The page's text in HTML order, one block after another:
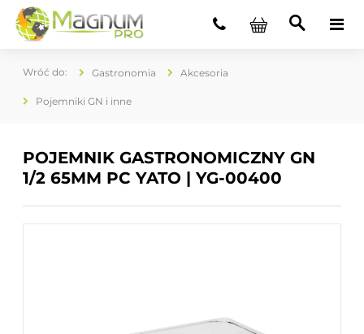
Gastronomia Akcesoria
Pojemniki GN i inne
POJEMNIK GASTRONOMICZNY GN
1/2 65MM PC YATO | YG-00400